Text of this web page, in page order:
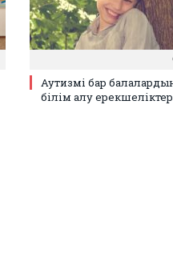
Аутизмі бар
білім алу